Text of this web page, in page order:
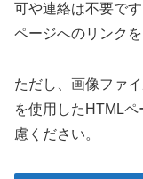
可や連絡は不要で
ページへのリンクを
ただし、画像ファ
を使用したHTML
慮ください。